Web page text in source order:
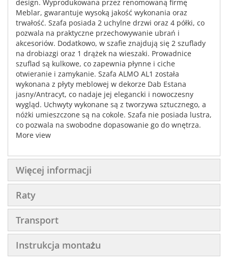
design. Wyprodukowana przez renomowaną firmę
Meblar, gwarantuje wysoką jakość wykonania oraz
trwałość. Szafa posiada 2 uchylne drzwi oraz 4 półki, co
pozwala na praktyczne przechowywanie ubrań i
akcesoriów. Dodatkowo, w szafie znajdują się 2 szuflady
na drobiazgi oraz 1 drążek na wieszaki. Prowadnice
szuflad są kulkowe, co zapewnia płynne i ciche
otwieranie i zamykanie. Szafa ALMO AL1 została
wykonana z płyty meblowej w dekorze Dab Estana
jasny/Antracyt, co nadaje jej elegancki i nowoczesny
wygląd. Uchwyty wykonane są z tworzywa sztucznego, a
nóżki umieszczone są na cokole. Szafa nie posiada lustra,
co pozwala na swobodne dopasowanie go do wnętrza.
Szafa ALMO AL1 to idealne rozwiązanie do salonu, a jej
60 cm. Wykończenie szafy to matowa struktura, co nadaje
jej elegancki i nowoczesny wygląd.
More view
Więcej informacji
Raty
Transport
Instrukcja montażu